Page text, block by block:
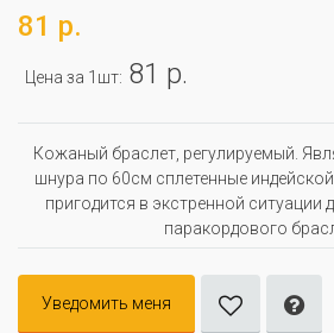
81 р.
Цена за 1шт: 81 р.
Кожаный браслет, регулируемый.
шнура по 60см сплетенные
пригодится в экстренной ситуации
паракордового
Уведомить меня